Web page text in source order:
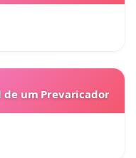
de um Prevaricador